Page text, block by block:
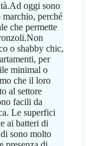
oggi sono
perché
che permette
o shabby chic,
per
minimal o
che il loro
al settore
facili da
Le superfici
ai batteri di
sono molto